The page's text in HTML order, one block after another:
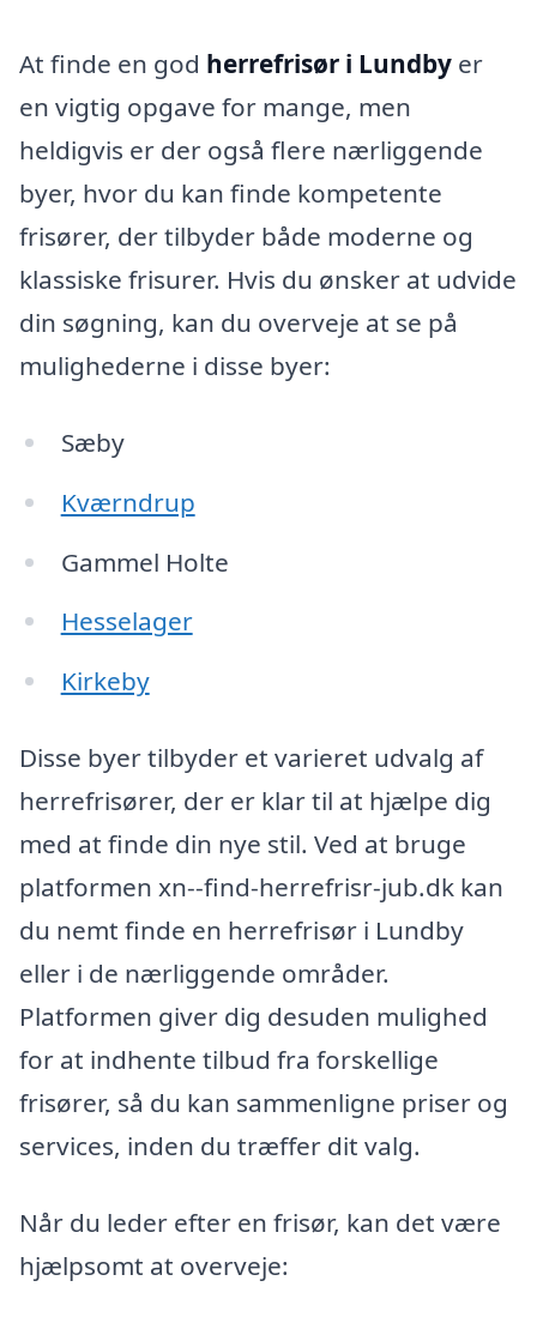
At finde en god herrefrisør i Lundby er
en vigtig opgave for mange, men
heldigvis er der også flere nærliggende
byer, hvor du kan finde kompetente
frisører, der tilbyder både moderne og
klassiske frisurer. Hvis du ønsker at udvide
din søgning, kan du overveje at se på
mulighederne i disse byer:
Sæby
Kværndrup
Gammel Holte
Hesselager
Kirkeby
Disse byer tilbyder et varieret udvalg af
herrefrisører, der er klar til at hjælpe dig
med at finde din nye stil. Ved at bruge
platformen xn--find-herrefrisr-jub.dk kan
du nemt finde en herrefrisør i Lundby
eller i de nærliggende områder.
Platformen giver dig desuden mulighed
for at indhente tilbud fra forskellige
frisører, så du kan sammenligne priser og
services, inden du træffer dit valg.
Når du leder efter en frisør, kan det være
hjælpsomt at overveje: